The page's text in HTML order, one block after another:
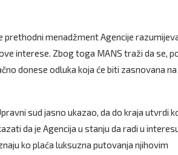
prethodni menadžment Agencije
interese. Zbog toga MANS traži da se,
donese odluka koja će biti zasnovana na
sud jasno ukazao, da do kraja utvrdi
da je Agencija u stanju da radi u
ko plaća luksuzna putovanja njihovim